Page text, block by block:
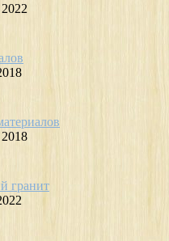
гранит